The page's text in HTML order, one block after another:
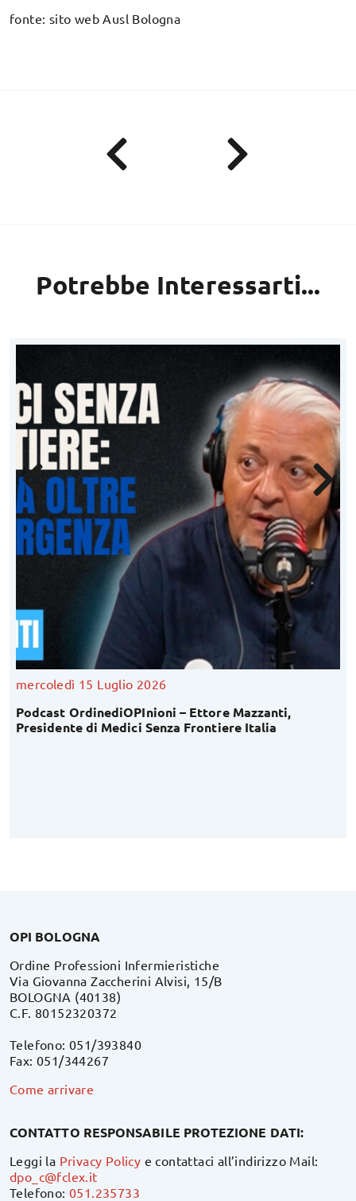
fonte: sito web Ausl Bologna
Potrebbe Interessarti...
mercoledì 15 Luglio 2026
Podcast OrdinediOPInioni – Ettore Mazzanti,
Presidente di Medici Senza Frontiere Italia
OPI BOLOGNA
Ordine Professioni Infermieristiche
Via Giovanna Zaccherini Alvisi, 15/B
BOLOGNA (40138)
C.F. 80152320372
Telefono: 051/393840
Fax: 051/344267
Come arrivare
CONTATTO RESPONSABILE PROTEZIONE DATI:
Leggi la Privacy Policy e contattaci all’indirizzo Mail:
dpo_c@fclex.it
Telefono:051.235733